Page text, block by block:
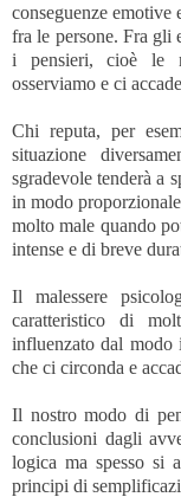
conseguenze emotive
fra le persone. Fra gli
i pensieri, cioè le
osserviamo e ci
Chi reputa, per
situazione
sgradevole tenderà a
in modo
molto male quando
intense e di breve
Il malessere
caratteristico di
influenzato dal modo
che ci circonda e
Il nostro modo di
conclusioni dagli
logica ma spesso si
principi di